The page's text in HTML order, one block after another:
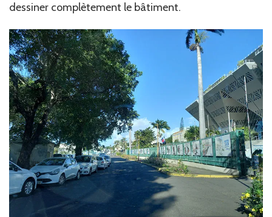
dessiner complètement le bâtiment.